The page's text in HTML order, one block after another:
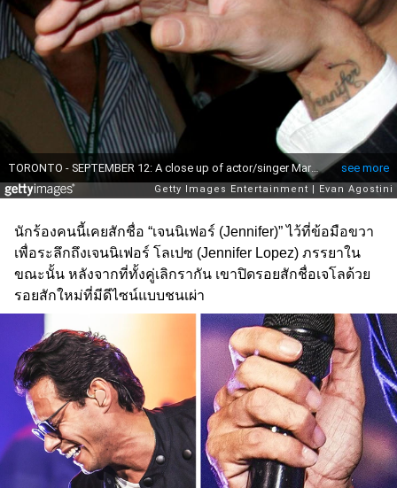
นักร้องคนนี้เคยสักชื่อ “เจนนิเฟอร์ (Jennifer)” ไว้ที่ข้อมือขวา
เพื่อระลึกถึงเจนนิเฟอร์ โลเปซ (Jennifer Lopez) ภรรยาใน
ขณะนั้น หลังจากที่ทั้งคู่เลิกรากัน เขาปิดรอยสักชื่อเจโลด้วย
รอยสักใหม่ที่มีดีไซน์แบบชนเผ่า